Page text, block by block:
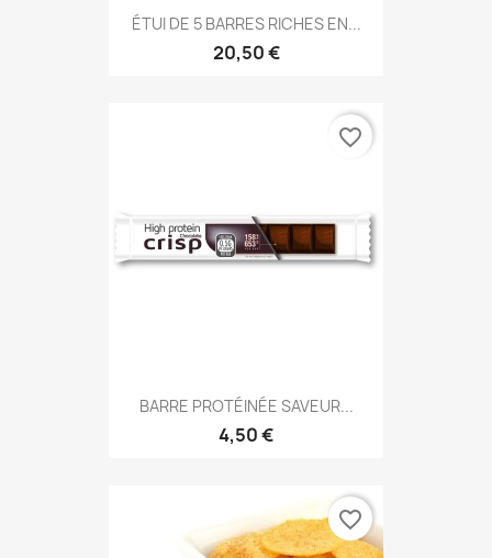
ÉTUI DE 5 BARRES RICHES EN...
20,50 €
BARRE PROTÉINÉE SAVEUR...
4,50 €
favorite_border
favorite_border